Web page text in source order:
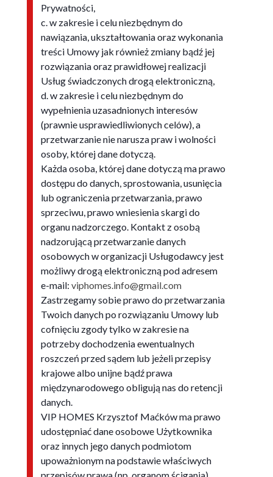
Prywatności,
c. w zakresie i celu niezbędnym do
nawiązania, ukształtowania oraz wykonania
treści Umowy jak również zmiany bądź jej
rozwiązania oraz prawidłowej realizacji
Usług świadczonych drogą elektroniczną,
d. w zakresie i celu niezbędnym do
wypełnienia uzasadnionych interesów
(prawnie usprawiedliwionych celów), a
przetwarzanie nie narusza praw i wolności
osoby, której dane dotyczą.
Każda osoba, której dane dotyczą ma prawo
dostępu do danych, sprostowania, usunięcia
lub ograniczenia przetwarzania, prawo
sprzeciwu, prawo wniesienia skargi do
organu nadzorczego. Kontakt z osobą
nadzorującą przetwarzanie danych
osobowych w organizacji Usługodawcy jest
możliwy drogą elektroniczną pod adresem
e-mail: viphomes.info@gmail.com
Zastrzegamy sobie prawo do przetwarzania
Twoich danych po rozwiązaniu Umowy lub
cofnięciu zgody tylko w zakresie na
potrzeby dochodzenia ewentualnych
roszczeń przed sądem lub jeżeli przepisy
krajowe albo unijne bądź prawa
międzynarodowego obligują nas do retencji
danych.
VIP HOMES Krzysztof Maćków ma prawo
udostępniać dane osobowe Użytkownika
oraz innych jego danych podmiotom
upoważnionym na podstawie właściwych